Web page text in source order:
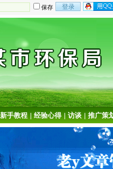
保存
新手教程 | 经验心得 | 访谈 | 推广策